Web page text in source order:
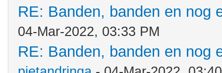
RE: Banden, banden en nog
04-Mar-2022, 03:33 PM
RE: Banden, banden en nog